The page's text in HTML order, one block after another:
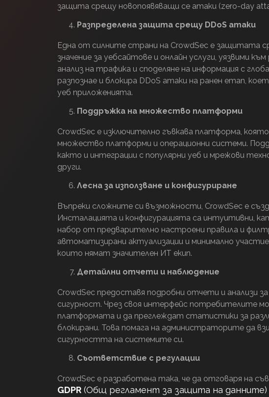
защита срещу новопоявяващи се атаки (zero-day
Разпределена защита срещу DDoS атаки
Една от силните страни на CrowdSec е защитата
значение за уебсайтове и онлайн услуги, уязвими
анализ на трафика и споделяне на информация с
разпознае и блокира DDoS атаки на ранен етап,
уеб приложенията.
Поддръжка на множество платформи
CrowdSec е изключително гъвкава платформа,
множество платформи и операционни системи.
както и интеграции с популярни уеб и мрежови
други.
Лесна за използване и конфигуриране
Въпреки сложните си възможности, CrowdSec е
Инсталацията и конфигурацията са интуитивни,
набор от предварително настроени правила и
автоматизирани актуализации и минимално
които нямат значителен ИТ екип.
Детайлни отчети и наблюдение
CrowdSec предоставя подробни отчети и анализи за
сигурност. Чрез своя интерфейс потребителите
платформата и да преглеждат статистики за
блокирани. Това помага на администраторите да
сигурността на системите си.
Съответствие с регулации
CrowdSec е разработена така, че да отговаря на
GDPR (Общ регламент за защита на данните)